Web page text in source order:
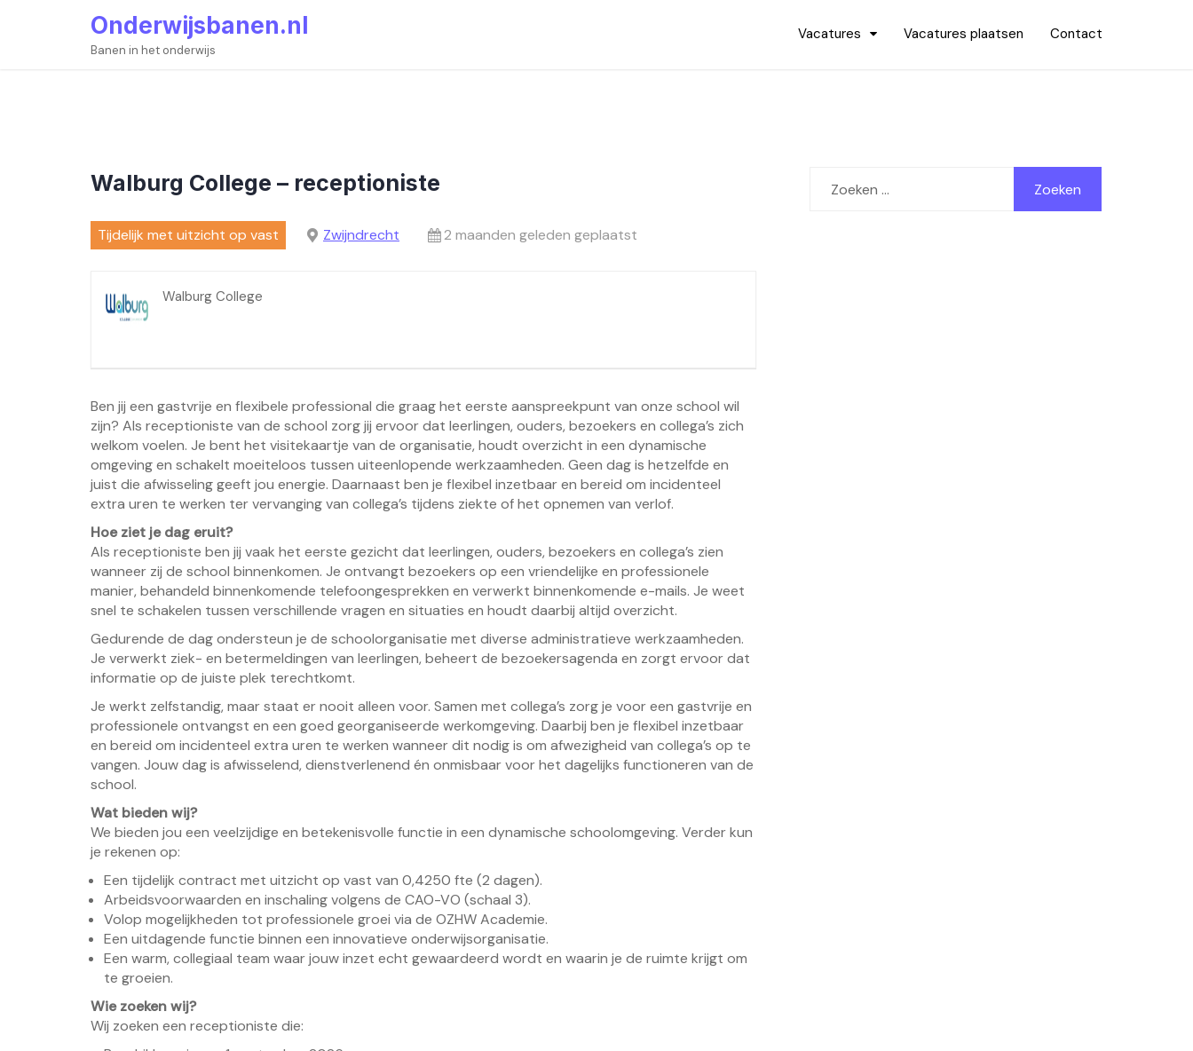
Onderwijsbanen.nl
Banen in het onderwijs
Vacatures Vacatures plaatsen Contact
Walburg College – receptioniste
Tijdelijk met uitzicht op vast Zwijndrecht 2 maanden geleden geplaatst
Walburg College
Ben jij een gastvrije en flexibele professional die graag het eerste aanspreekpunt van onze school wil
zijn? Als receptioniste van de school zorg jij ervoor dat leerlingen, ouders, bezoekers en collega’s zich
welkom voelen. Je bent het visitekaartje van de organisatie, houdt overzicht in een dynamische
omgeving en schakelt moeiteloos tussen uiteenlopende werkzaamheden. Geen dag is hetzelfde en
juist die afwisseling geeft jou energie. Daarnaast ben je flexibel inzetbaar en bereid om incidenteel
extra uren te werken ter vervanging van collega’s tijdens ziekte of het opnemen van verlof.
Hoe ziet je dag eruit?
Als receptioniste ben jij vaak het eerste gezicht dat leerlingen, ouders, bezoekers en collega’s zien
wanneer zij de school binnenkomen. Je ontvangt bezoekers op een vriendelijke en professionele
manier, behandeld binnenkomende telefoongesprekken en verwerkt binnenkomende e-mails. Je weet
snel te schakelen tussen verschillende vragen en situaties en houdt daarbij altijd overzicht.
Gedurende de dag ondersteun je de schoolorganisatie met diverse administratieve werkzaamheden.
Je verwerkt ziek- en betermeldingen van leerlingen, beheert de bezoekersagenda en zorgt ervoor dat
informatie op de juiste plek terechtkomt.
Je werkt zelfstandig, maar staat er nooit alleen voor. Samen met collega’s zorg je voor een gastvrije en
professionele ontvangst en een goed georganiseerde werkomgeving. Daarbij ben je flexibel inzetbaar
en bereid om incidenteel extra uren te werken wanneer dit nodig is om afwezigheid van collega’s op te
vangen. Jouw dag is afwisselend, dienstverlenend én onmisbaar voor het dagelijks functioneren van de
school.
Wat bieden wij?
We bieden jou een veelzijdige en betekenisvolle functie in een dynamische schoolomgeving. Verder kun
je rekenen op:
Een tijdelijk contract met uitzicht op vast van 0,4250 fte (2 dagen).
Arbeidsvoorwaarden en inschaling volgens de CAO-VO (schaal 3).
Volop mogelijkheden tot professionele groei via de OZHW Academie.
Een uitdagende functie binnen een innovatieve onderwijsorganisatie.
Een warm, collegiaal team waar jouw inzet echt gewaardeerd wordt en waarin je de ruimte krijgt om
te groeien.
Wie zoeken wij?
Wij zoeken een receptioniste die:
naar: